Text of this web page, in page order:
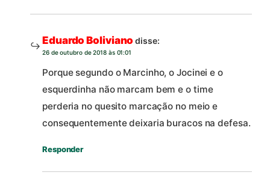
Eduardo Boliviano disse:
26 de outubro de 2018 às 01:01
Porque segundo o Marcinho, o Jocinei e o
esquerdinha não marcam bem e o time
perderia no quesito marcação no meio e
consequentemente deixaria buracos na defesa.
Responder